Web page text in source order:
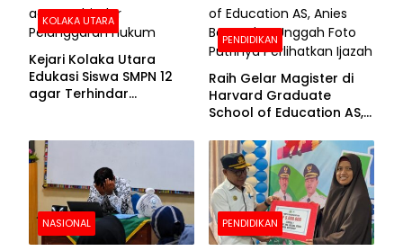
KOLAKA UTARA
Kejari Kolaka Utara
Edukasi Siswa SMPN 12
agar Terhindar
PENDIDIKAN
Raih Gelar Magister di
Harvard Graduate
School of Education AS,
Foto Putrinya Perlihatkan
Ijazah
NASIONAL PENDIDIKAN